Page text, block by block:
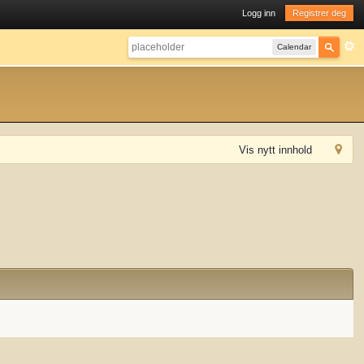
Logg inn Registrer deg
Calendar
Vis nytt innhold